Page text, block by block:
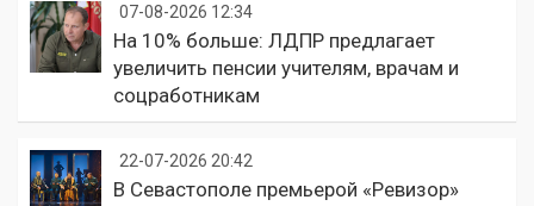
07-08-2026 12:34
На 10% больше: ЛДПР предлагает
увеличить пенсии учителям, врачам и
соцработникам
22-07-2026 20:42
В Севастополе премьерой «Ревизор»